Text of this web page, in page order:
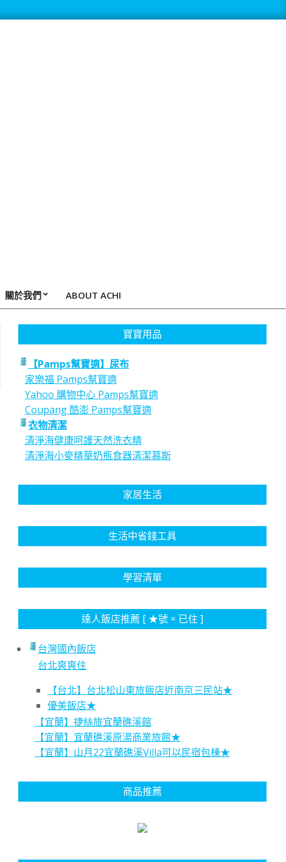
關於我們 ABOUT ACHI
寶寶用品
【Pamps幫寶適】尿布
家樂福 Pamps幫寶適
Yahoo 購物中心 Pamps幫寶適
Coupang 酷澎 Pamps幫寶適
衣物清潔
清淨海健康呵護天然洗衣精
清淨海小麥精華奶瓶食器清潔慕斯
家居生活
生活中省錢工具
學習清單
達人飯店推薦 [ ★號 = 已住 ]
台灣國內飯店
台北爽爽住
【台北】台北松山東旅飯店近南京三民站★
優美飯店★
【宜蘭】捷絲旅宜蘭礁溪館
【宜蘭】宜蘭礁溪原湯商業旅館★
【宜蘭】山月22宜蘭礁溪Villa可以民宿包棟★
商品推薦